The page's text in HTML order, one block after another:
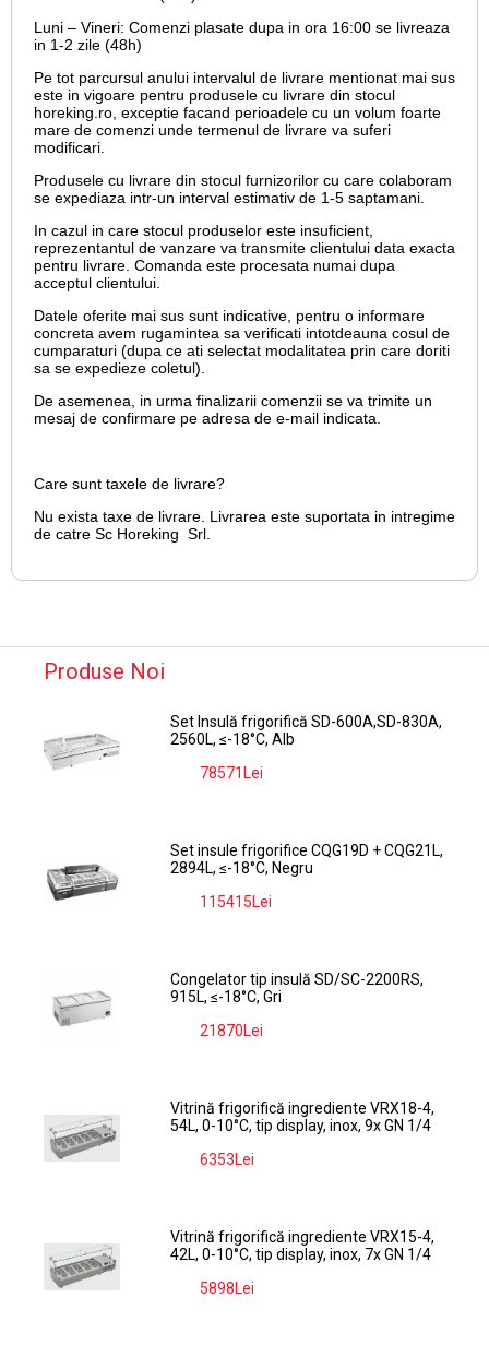
Luni – Vineri: Comenzi plasate dupa in ora 16:00 se livreaza
in 1-2 zile (48h)
Pe tot parcursul anului intervalul de livrare mentionat mai sus
este in vigoare pentru produsele cu livrare din stocul
horeking.ro, exceptie facand perioadele cu un volum foarte
mare de comenzi unde termenul de livrare va suferi
modificari.
Produsele cu livrare din stocul furnizorilor cu care colaboram
se expediaza intr-un interval estimativ de 1-5 saptamani.
In cazul in care stocul produselor este insuficient,
reprezentantul de vanzare va transmite clientului data exacta
pentru livrare. Comanda este procesata numai dupa
acceptul clientului.
Datele oferite mai sus sunt indicative, pentru o informare
concreta avem rugamintea sa verificati intotdeauna cosul de
cumparaturi (dupa ce ati selectat modalitatea prin care doriti
sa se expedieze coletul).
De asemenea, in urma finalizarii comenzii se va trimite un
mesaj de confirmare pe adresa de e-mail indicata.
Care sunt taxele de livrare?
Nu exista taxe de livrare. Livrarea este suportata in intregime
de catre Sc Horeking Srl.
Produse Noi
Set Insulă frigorifică SD-600A,SD-830A,
2560L, ≤-18°C, Alb
78571Lei
Set insule frigorifice CQG19D + CQG21L,
2894L, ≤-18°C, Negru
115415Lei
Congelator tip insulă SD/SC-2200RS,
915L, ≤-18°C, Gri
21870Lei
Vitrină frigorifică ingrediente VRX18-4,
54L, 0-10°C, tip display, inox, 9x GN 1/4
6353Lei
Vitrină frigorifică ingrediente VRX15-4,
42L, 0-10°C, tip display, inox, 7x GN 1/4
5898Lei